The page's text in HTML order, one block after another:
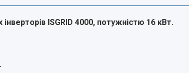
ISGRID 4000, потужністю 16 кВт.